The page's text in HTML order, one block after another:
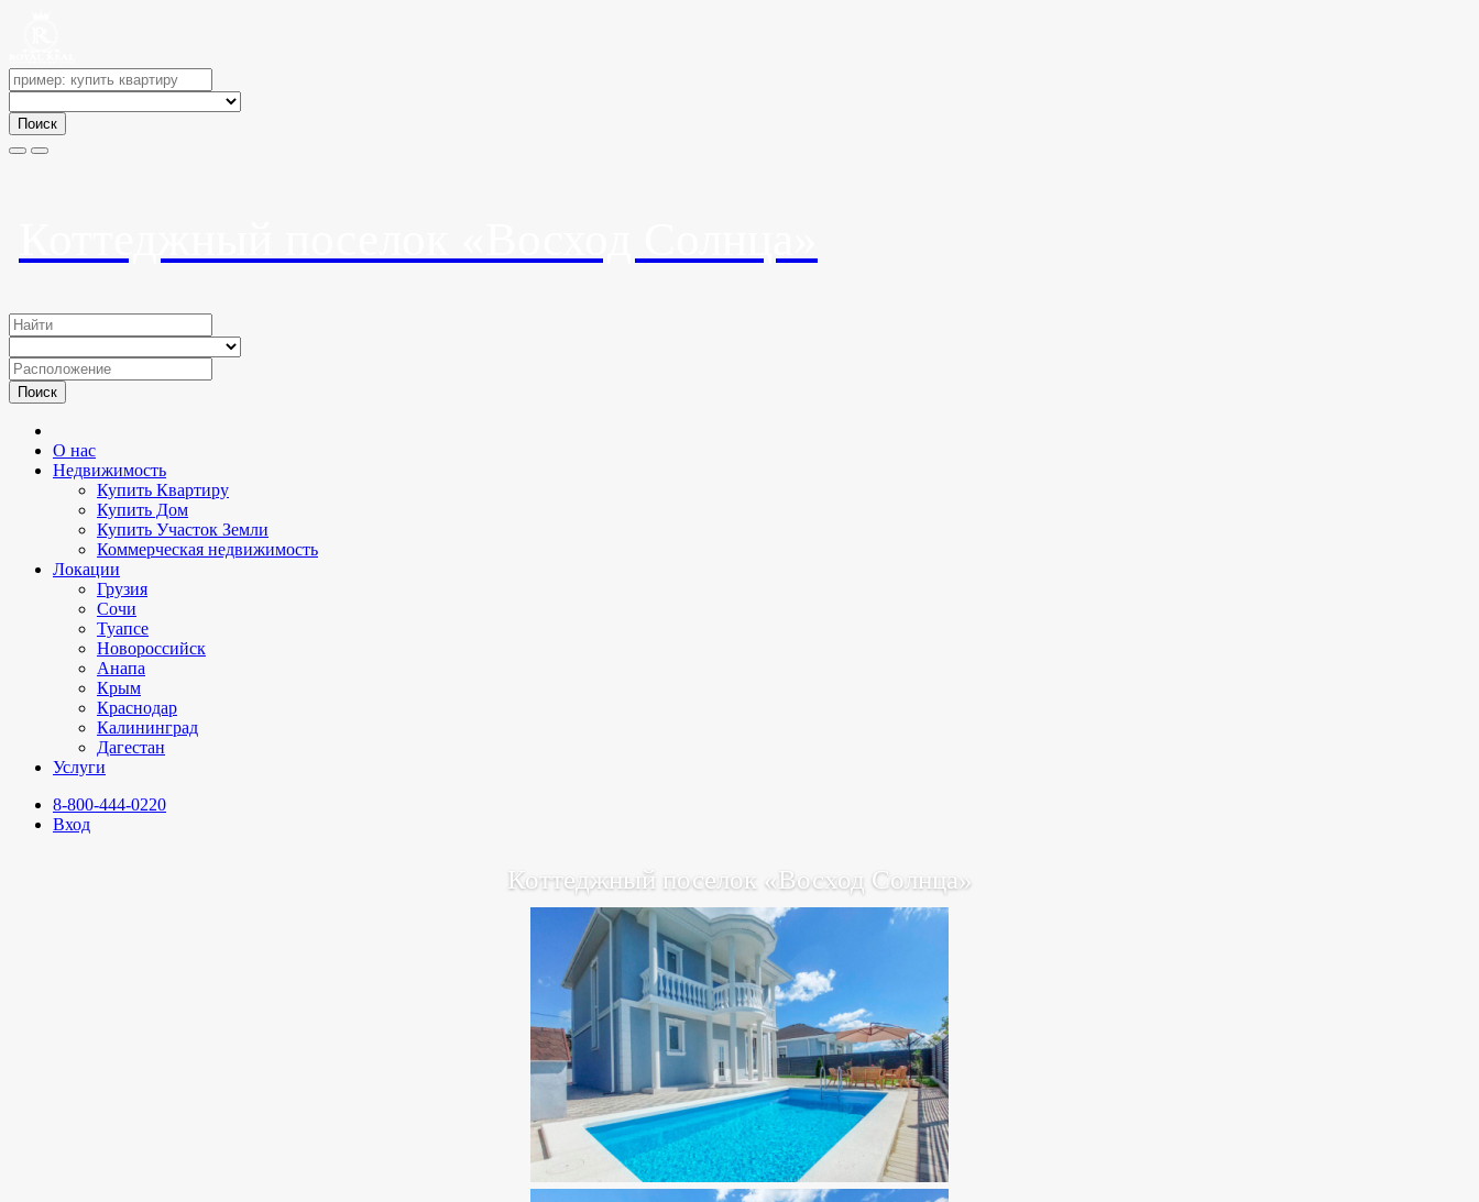
Поиск
Поиск
О нас
Недвижимость
Купить Квартиру
Купить Дом
Купить Участок Земли
Коммерческая недвижимость
Локации
Грузия
Сочи
Туапсе
Новороссийск
Анапа
Крым
Краснодар
Калининград
Дагестан
Услуги
8-800-444-0220
Вход
Коттеджный поселок «Восход Солнца»